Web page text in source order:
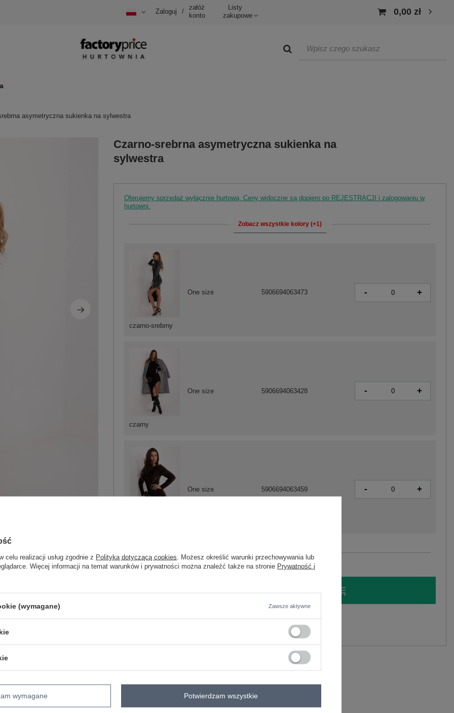
Zaloguj /
załóż
konto
Listy
zakupowe
0,00 zł
asymetryczna sukienka na sylwestra
Czarno-srebrna asymetryczna sukienka na
sylwestra
Oferujemy sprzedaż wyłącznie hurtową. Ceny widoczne są dopiero po REJESTRACJI i zalogowaniu w
hurtowni.
Zobacz wszystkie kolory (+1)
czarny
One size 5906694063428 - +
czarno-srebrny
One size 5906694063473 - +
One size 5906694063459 - +
ZALOGUJ SIĘ I ZOBACZ CENĘ
celu realizacji usług zgodnie z Polityką dotyczącą cookies . Możesz określić warunki przechowywania lub
Więcej informacji na temat warunków i prywatności można znaleźć także na stronie Prywatność i
(wymagane) Zawsze aktywne
wymagane Potwierdzam wszystkie